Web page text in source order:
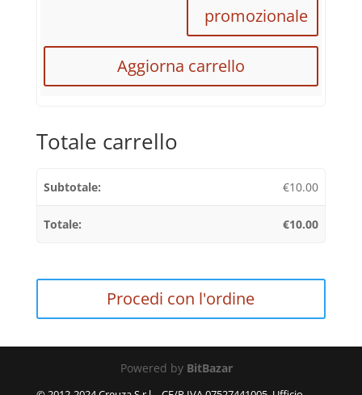
promozionale
Aggiorna carrello
Totale carrello
€10.00
€10.00
Procedi con l'ordine
Powered by BitBazar